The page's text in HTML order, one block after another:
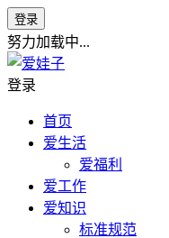
登录
努力加载中...
登录
首页
爱生活
爱福利
爱工作
爱知识
标准规范